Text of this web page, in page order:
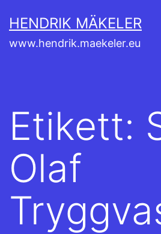
till
innehåll
HENDRIK MÄKELER
www.hendrik.maekeler.eu
Etikett:
Olaf